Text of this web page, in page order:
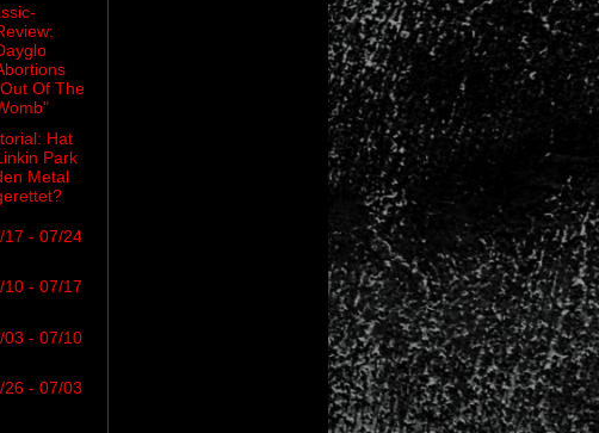
Of The
Hat
Park
Metal
17 - 07/24
10 - 07/17
03 - 07/10
26 - 07/03